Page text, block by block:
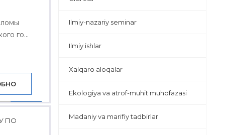
го...
ПО
Ilmiy-nazariy seminar
Ilmiy ishlar
Xalqaro aloqalar
Ekologiya va atrof-muhit muhofazasi
Madaniy va marifiy tadbirlar